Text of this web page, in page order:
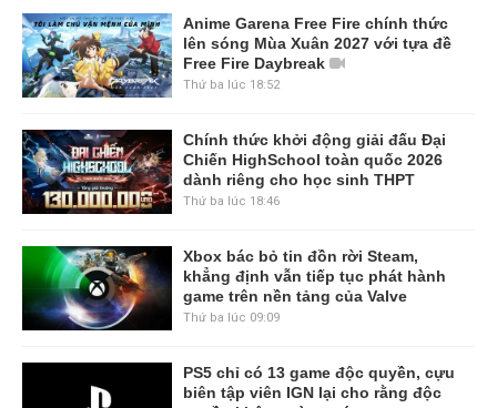
Anime Garena Free Fire chính thức
lên sóng Mùa Xuân 2027 với tựa đề
Free Fire Daybreak
Thứ ba lúc 18:52
Chính thức khởi động giải đấu Đại
Chiến HighSchool toàn quốc 2026
dành riêng cho học sinh THPT
Thứ ba lúc 18:46
Xbox bác bỏ tin đồn rời Steam,
khẳng định vẫn tiếp tục phát hành
game trên nền tảng của Valve
Thứ ba lúc 09:09
PS5 chỉ có 13 game độc quyền, cựu
biên tập viên IGN lại cho rằng độc